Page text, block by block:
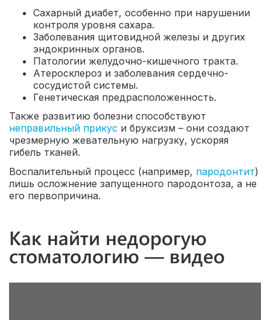
Сахарный диабет, особенно при нарушении
контроля уровня сахара.
Заболевания щитовидной железы и других
эндокринных органов.
Патологии желудочно-кишечного тракта.
Атеросклероз и заболевания сердечно-
сосудистой системы.
Генетическая предрасположенность.
Также развитию болезни способствуют
неправильный прикус и бруксизм – они создают
чрезмерную жевательную нагрузку, ускоряя
гибель тканей.
Воспалительный процесс (например, пародонтит)
лишь осложнение запущенного пародонтоза, а не
его первопричина.
Как найти недорогую
стоматологию — видео